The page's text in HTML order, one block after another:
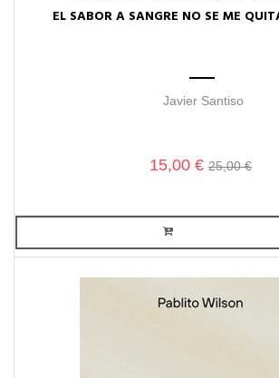
EL SABOR A SANGRE NO SE ME
Javier Santiso
15,00 € 25,00 €